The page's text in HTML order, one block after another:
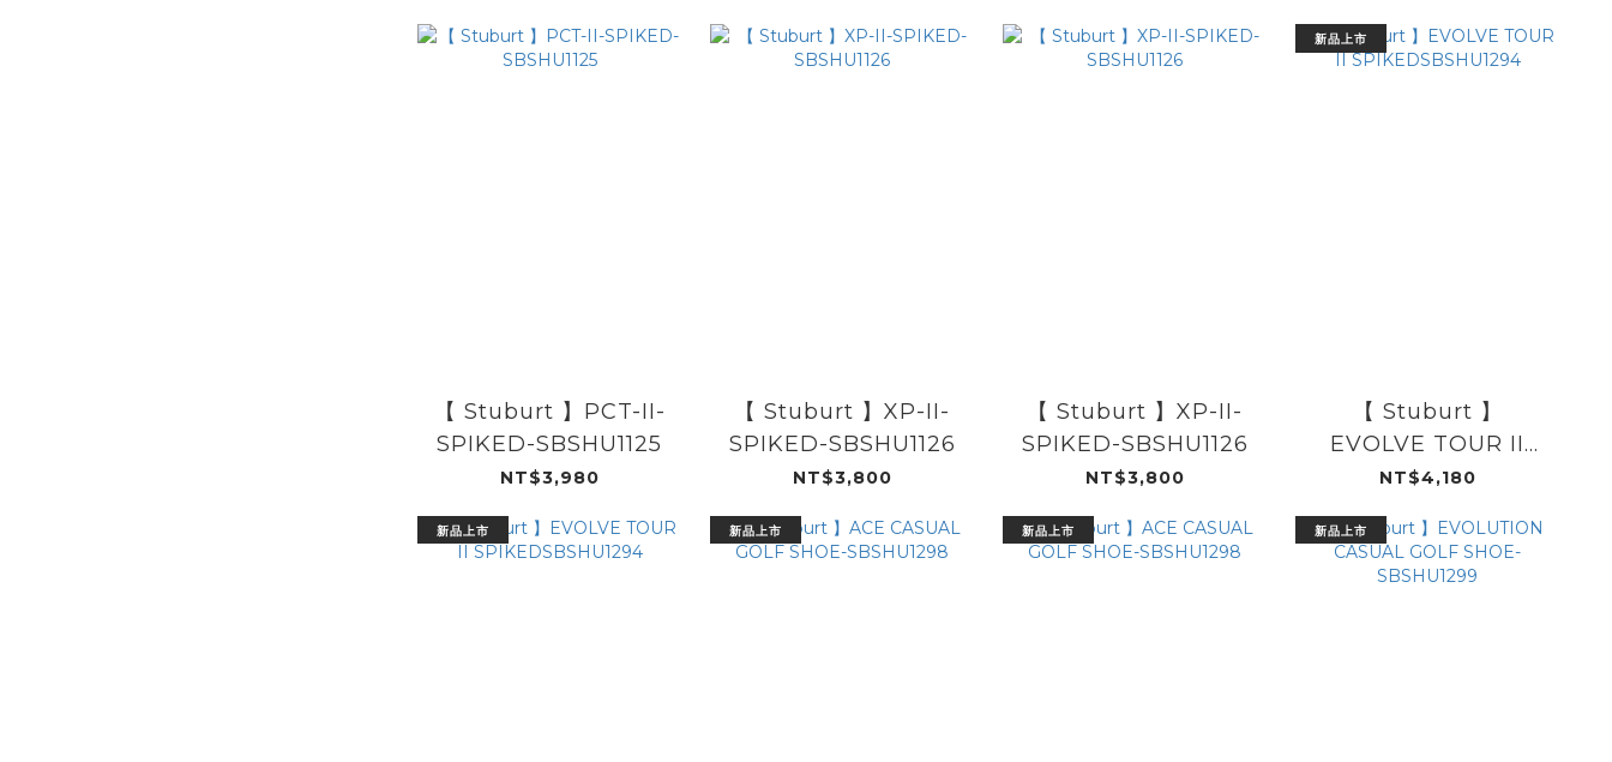
【 Stuburt 】PCT-II-
SPIKED-SBSHU1125
NT$3,980
【 Stuburt 】XP-II-
SPIKED-SBSHU1126
NT$3,800
【 Stuburt 】XP-II-
SPIKED-SBSHU1126
NT$3,800
新品上市
【 Stuburt 】
EVOLVE TOUR II
SPIKEDSBSHU1294
NT$4,180
新品上市 新品上市 新品上市 新品上市